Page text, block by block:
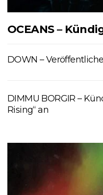
OCEANS –
DOWN –
DIMMU BORGIR –
Rising“ an